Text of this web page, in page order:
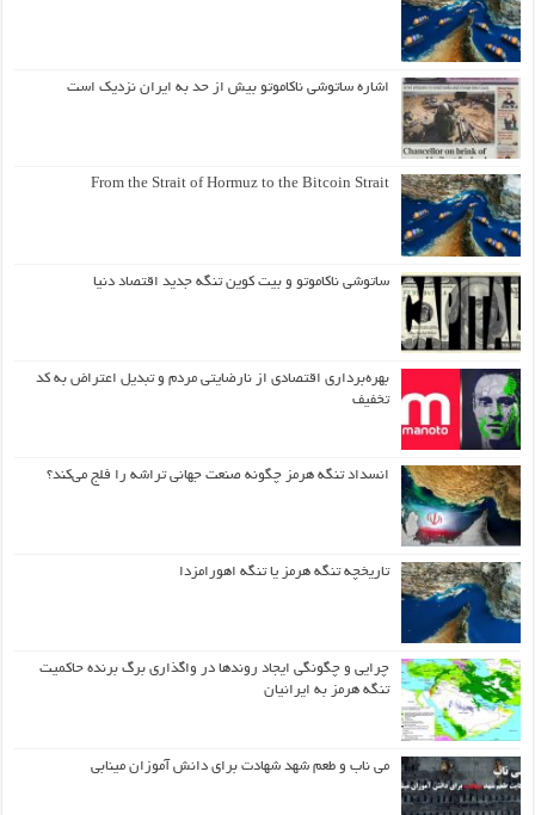
اشاره ساتوشی ناکاموتو بیش از حد به ایران نزدیک است
From the Strait of Hormuz to the Bitcoin Strait
ساتوشی ناکاموتو و بیت کوین تنگه جدید اقتصاد دنیا
بهره‌برداری اقتصادی از نارضایتی مردم و تبدیل اعتراض به کد
تخفیف
انسداد تنگه هرمز چگونه صنعت جهانی تراشه را فلج می‌کند؟
تاریخچه تنگه هرمز یا تنگه اهورامزدا
چرایی و چگونگی ایجاد روندها در واگذاری برگ برنده حاکمیت
تنگه هرمز به ایرانیان
می ناب و طعم شهد شهادت برای دانش آموزان مینابی